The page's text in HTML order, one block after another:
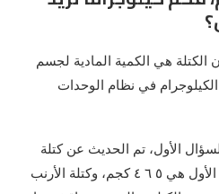
الكتلة هي الكمية المادية لجسم
في نظام الوحدات
الأول، تم الحديث عن كتلة
الأرانب حيث كانت كتلة الأرنب الأول هي ٥ ٦ ٤ كجم، وكتلة الأرنب